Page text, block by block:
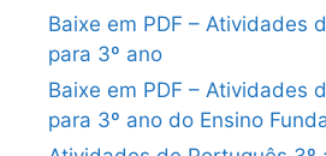
Baixe em PDF – Atividades
para 3º ano
Baixe em PDF – Atividades
para 3º ano do Ensino